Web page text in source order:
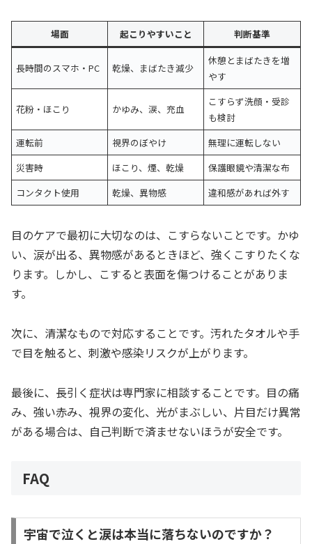
場面 起こりやすいこと 判断基準
長時間のスマホ・PC 乾燥、まばたき減少
休憩とまばたきを増
やす
花粉・ほこり かゆみ、涙、充血
こすらず洗顔・受診
も検討
運転前
視界のぼやけ
無理に運転しない
災害時
ほこり、煙、乾燥
保護眼鏡や清潔な布
コンタクト使用
乾燥、異物感 違和感があれば外す
目のケアで最初に大切なのは、こすらないことです。かゆ
い、涙が出る、異物感があるときほど、強くこすりたくな
ります。しかし、こすると表面を傷つけることがありま
す。
次に、清潔なもので対応することです。汚れたタオルや手
で目を触ると、刺激や感染リスクが上がります。
最後に、長引く症状は専門家に相談することです。目の痛
み、強い赤み、視界の変化、光がまぶしい、片目だけ異常
がある場合は、自己判断で済ませないほうが安全です。
FAQ
宇宙で泣くと涙は本当に落ちないのですか？